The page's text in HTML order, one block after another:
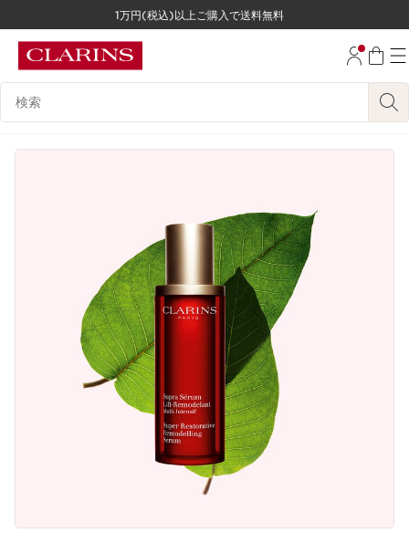
コンテンツへ移動
1万円(税込)以上ご購入で送料無料
検索候補